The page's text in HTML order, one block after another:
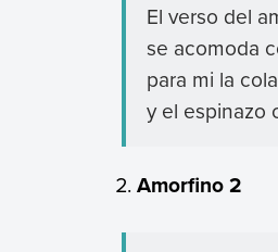
El verso del
se acomoda
para mi la
y el espinazo
Amorfino 2